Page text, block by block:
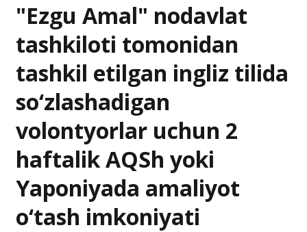
"Ezgu Amal" nodavlat
tashkiloti tomonidan
tashkil etilgan ingliz tilida
so‘zlashadigan
volontyorlar uchun 2
haftalik AQSh yoki
Yaponiyada amaliyot
o‘tash imkoniyati